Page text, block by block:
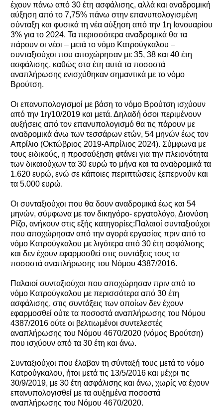
έχουν πάνω από 30 έτη ασφάλισης, αλλά και αναδρομική
αύξηση από το 7,75% πάνω στην επανυπολογισμένη
σύνταξη και φυσικά τη νέα αύξηση από την 1η Ιανουαρίου
3% για το 2024. Τα περισσότερα αναδρομικά θα τα
πάρουν οι νέοι – μετά το νόμο Κατρούγκαλου –
συνταξιούχοι που αποχώρησαν με 35, 38 και 40 έτη
ασφάλισης, καθώς στα έτη αυτά τα ποσοστά
αναπλήρωσης ενισχύθηκαν σημαντικά με το νόμο
Βρούτση.
Οι επανυπολογισμοί με βάση το νόμο Βρούτση ισχύουν
από την 1η/10/2019 και μετά. Δηλαδή όσοι περιμένουν
αυξήσεις από τον επανυπολογισμό θα τις πάρουν με
αναδρομικά άνω των τεσσάρων ετών, 54 μηνών έως τον
Απρίλιο (Οκτώβριος 2019-Απρίλιος 2024). Σύμφωνα με
τους ειδικούς, η προσαύξηση φτάνει για την πλειονότητα
των δικαιούχων τα 30 ευρώ το μήνα και τα αναδρομικά τα
1.620 ευρώ, ενώ σε κάποιες περιπτώσεις ξεπερνούν και
τα 5.000 ευρώ.
Οι συνταξιούχοι που θα δουν αναδρομικά έως και 54
μηνών, σύμφωνα με τον δικηγόρο- εργατολόγο, Διονύση
Ρίζο, ανήκουν στις εξής κατηγορίες:Παλαιοί συνταξιούχοι
που αποχώρησαν από την αγορά εργασίας πριν από το
νόμο Κατρούγκαλου με λιγότερα από 30 έτη ασφάλισης
και δεν έχουν εφαρμοσθεί στις συντάξεις τους τα
ποσοστά αναπλήρωσης του Νόμου 4387/2016.
Παλαιοί συνταξιούχοι που αποχώρησαν πριν από το
νόμο Κατρούγκαλου με περισσότερα από 30 έτη
ασφάλισης, στις συντάξεις των οποίων δεν έχουν
εφαρμοσθεί ούτε τα ποσοστά αναπλήρωσης του Νόμου
4387/2016 ούτε οι βελτιωμένοι συντελεστές
αναπλήρωσης του Νόμου 4670/2020 (νόμος Βρούτση)
που ισχύουν από τα 30 έτη και άνω.
Συνταξιούχοι που έλαβαν τη σύνταξή τους μετά το νόμο
Κατρούγκαλου, ήτοι μετά τις 13/5/2016 και μέχρι τις
30/9/2019, με 30 έτη ασφάλισης και άνω, χωρίς να έχουν
επανυπολογισθεί με τα αυξημένα ποσοστά
αναπλήρωσης του Νόμου 4670/2020.